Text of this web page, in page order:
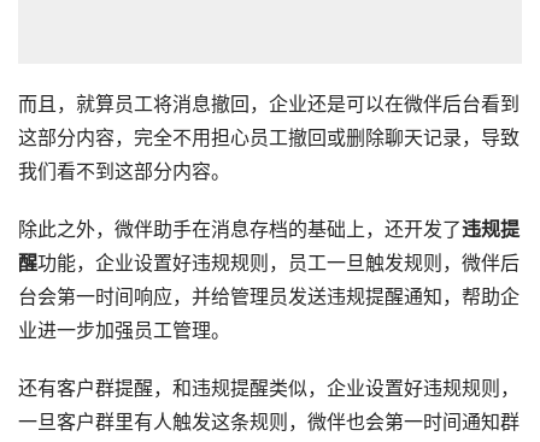
而且，就算员工将消息撤回，企业还是可以在微伴后台看到
这部分内容，完全不用担心员工撤回或删除聊天记录，导致
我们看不到这部分内容。
除此之外，微伴助手在消息存档的基础上，还开发了违规提
醒功能，企业设置好违规规则，员工一旦触发规则，微伴后
台会第一时间响应，并给管理员发送违规提醒通知，帮助企
业进一步加强员工管理。
还有客户群提醒，和违规提醒类似，企业设置好违规规则，
一旦客户群里有人触发这条规则，微伴也会第一时间通知群